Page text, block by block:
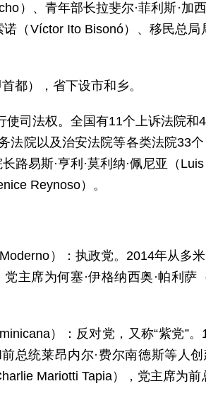
）、青年部长拉斐尔·菲利斯·加
（Víctor Ito Bisonó）、移民总局
都），省下设市和乡。
司法权。全国有11个上诉法院和
院以及治安法院等各类法院33个
路易斯·亨利·莫利纳·佩尼亚（
Reynoso）。
）：执政党。2014年从多
主席为何塞·伊格纳西奥·帕利萨
）：反对党，又称“紫党”。
总统莱昂内尔·费尔南德斯等人
Mariotti Tapia），党主席为前